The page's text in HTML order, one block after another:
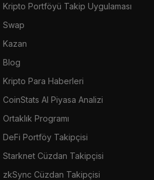
Kripto Portföyü Takip Uygulaması
Swap
Kazan
Blog
Kripto Para Haberleri
CoinStats AI Piyasa Analizi
Ortaklık Programı
DeFi Portföy Takipçisi
Starknet Cüzdan Takipçisi
zkSync Cüzdan Takipçisi